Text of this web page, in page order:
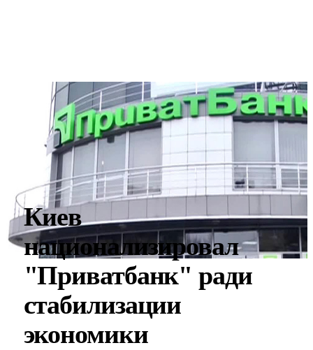
Киев
национализировал
"Приватбанк" ради
стабилизации
экономики